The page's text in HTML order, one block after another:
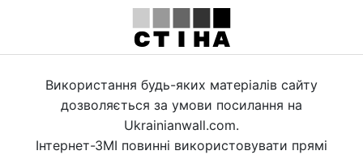
Використання будь-яких матеріалів сайту
дозволяється за умови посилання на
Ukrainianwall.com.
Інтернет-ЗМІ повинні використовувати прямі